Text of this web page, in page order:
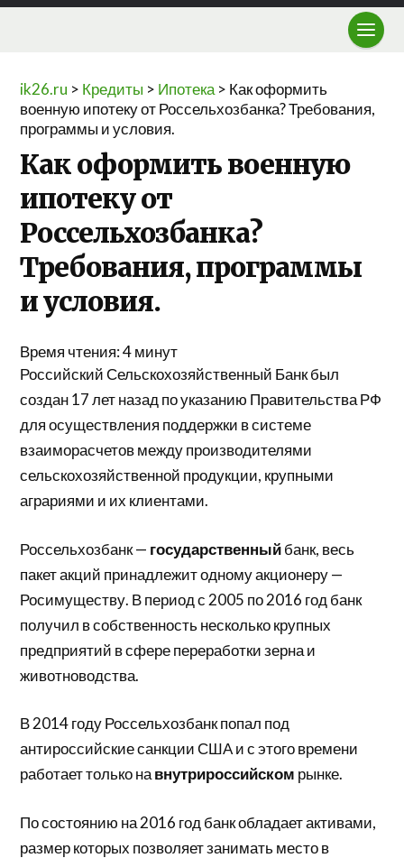
ik26.ru > Кредиты > Ипотека > Как оформить
военную ипотеку от Россельхозбанка? Требования,
программы и условия.
Как оформить военную
ипотеку от
Россельхозбанка?
Требования, программы
и условия.
Время чтения:4минут
Российский Сельскохозяйственный Банк был
создан 17 лет назад по указанию Правительства РФ
для осуществления поддержки в системе
взаиморасчетов между производителями
сельскохозяйственной продукции, крупными
аграриями и их клиентами.
Россельхозбанк — государственныйбанк, весь
пакет акций принадлежит одному акционеру —
Росимуществу. В период с 2005 по 2016 год банк
получил в собственность несколько крупных
предприятий в сфере переработки зерна и
животноводства.
В 2014 году Россельхозбанк попал под
антироссийские санкции США и с этого времени
работает только навнутрироссийском рынке.
По состоянию на 2016 год банк обладает активами,
размер которых позволяет занимать место в